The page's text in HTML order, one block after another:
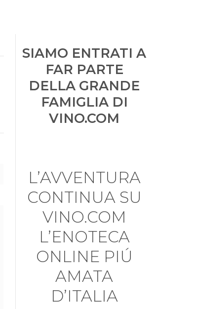
SIAMO ENTRATI A
FAR PARTE
DELLA GRANDE
FAMIGLIA DI
VINO.COM
L’AVVENTURA
CONTINUA SU
VINO.COM
L’ENOTECA
ONLINE PIÚ
AMATA
D’ITALIA